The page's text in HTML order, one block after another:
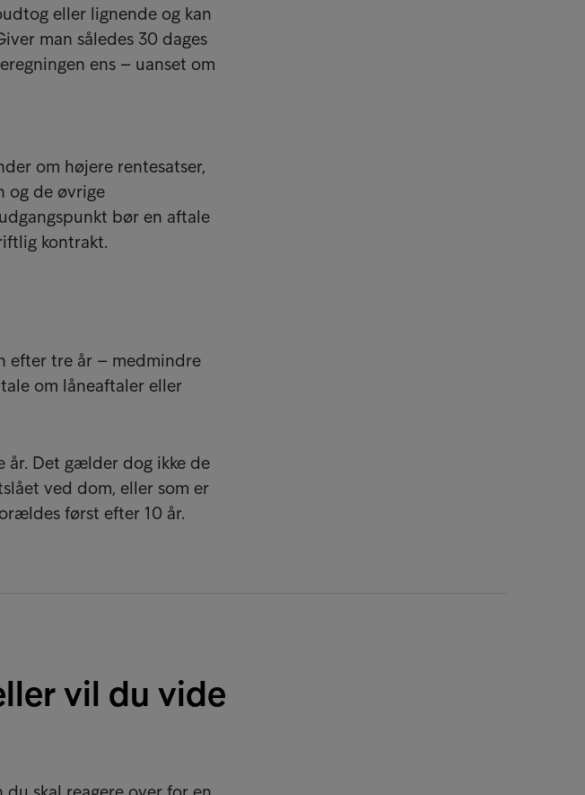
eller lignende og kan
man således 30 dages
ens – uanset om
om højere rentesatser,
og de øvrige
bør en aftale
kontrakt.
efter tre år – medmindre
om låneaftaler eller
Det gælder dog ikke de
ved dom, eller som er
først efter 10 år.
vil du vide